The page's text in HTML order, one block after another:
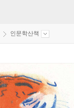
인문학산책